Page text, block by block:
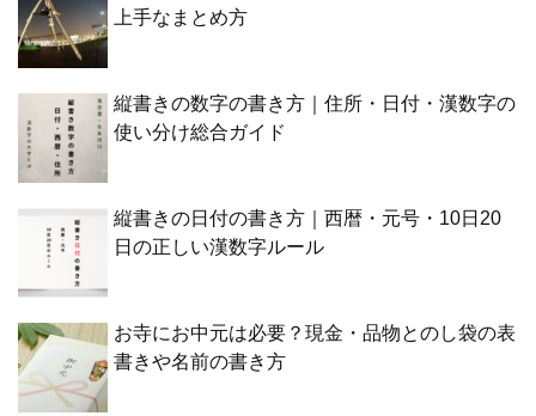
上手なまとめ方
縦書きの数字の書き方｜住所・日付・漢数字の
使い分け総合ガイド
縦書きの日付の書き方｜西暦・元号・10日20
日の正しい漢数字ルール
お寺にお中元は必要？現金・品物とのし袋の表
書きや名前の書き方